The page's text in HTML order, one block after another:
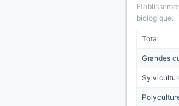
biologique.
Total
Grandes